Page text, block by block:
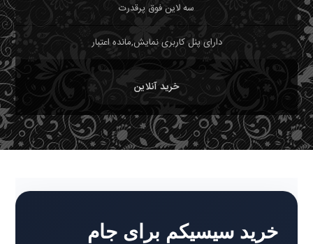
سه لاین فوق پرقدرت
دارای پنل کاربری نمایش,مانده اعتبار
خرید آنلاین
خرید سیسیکم برای جام